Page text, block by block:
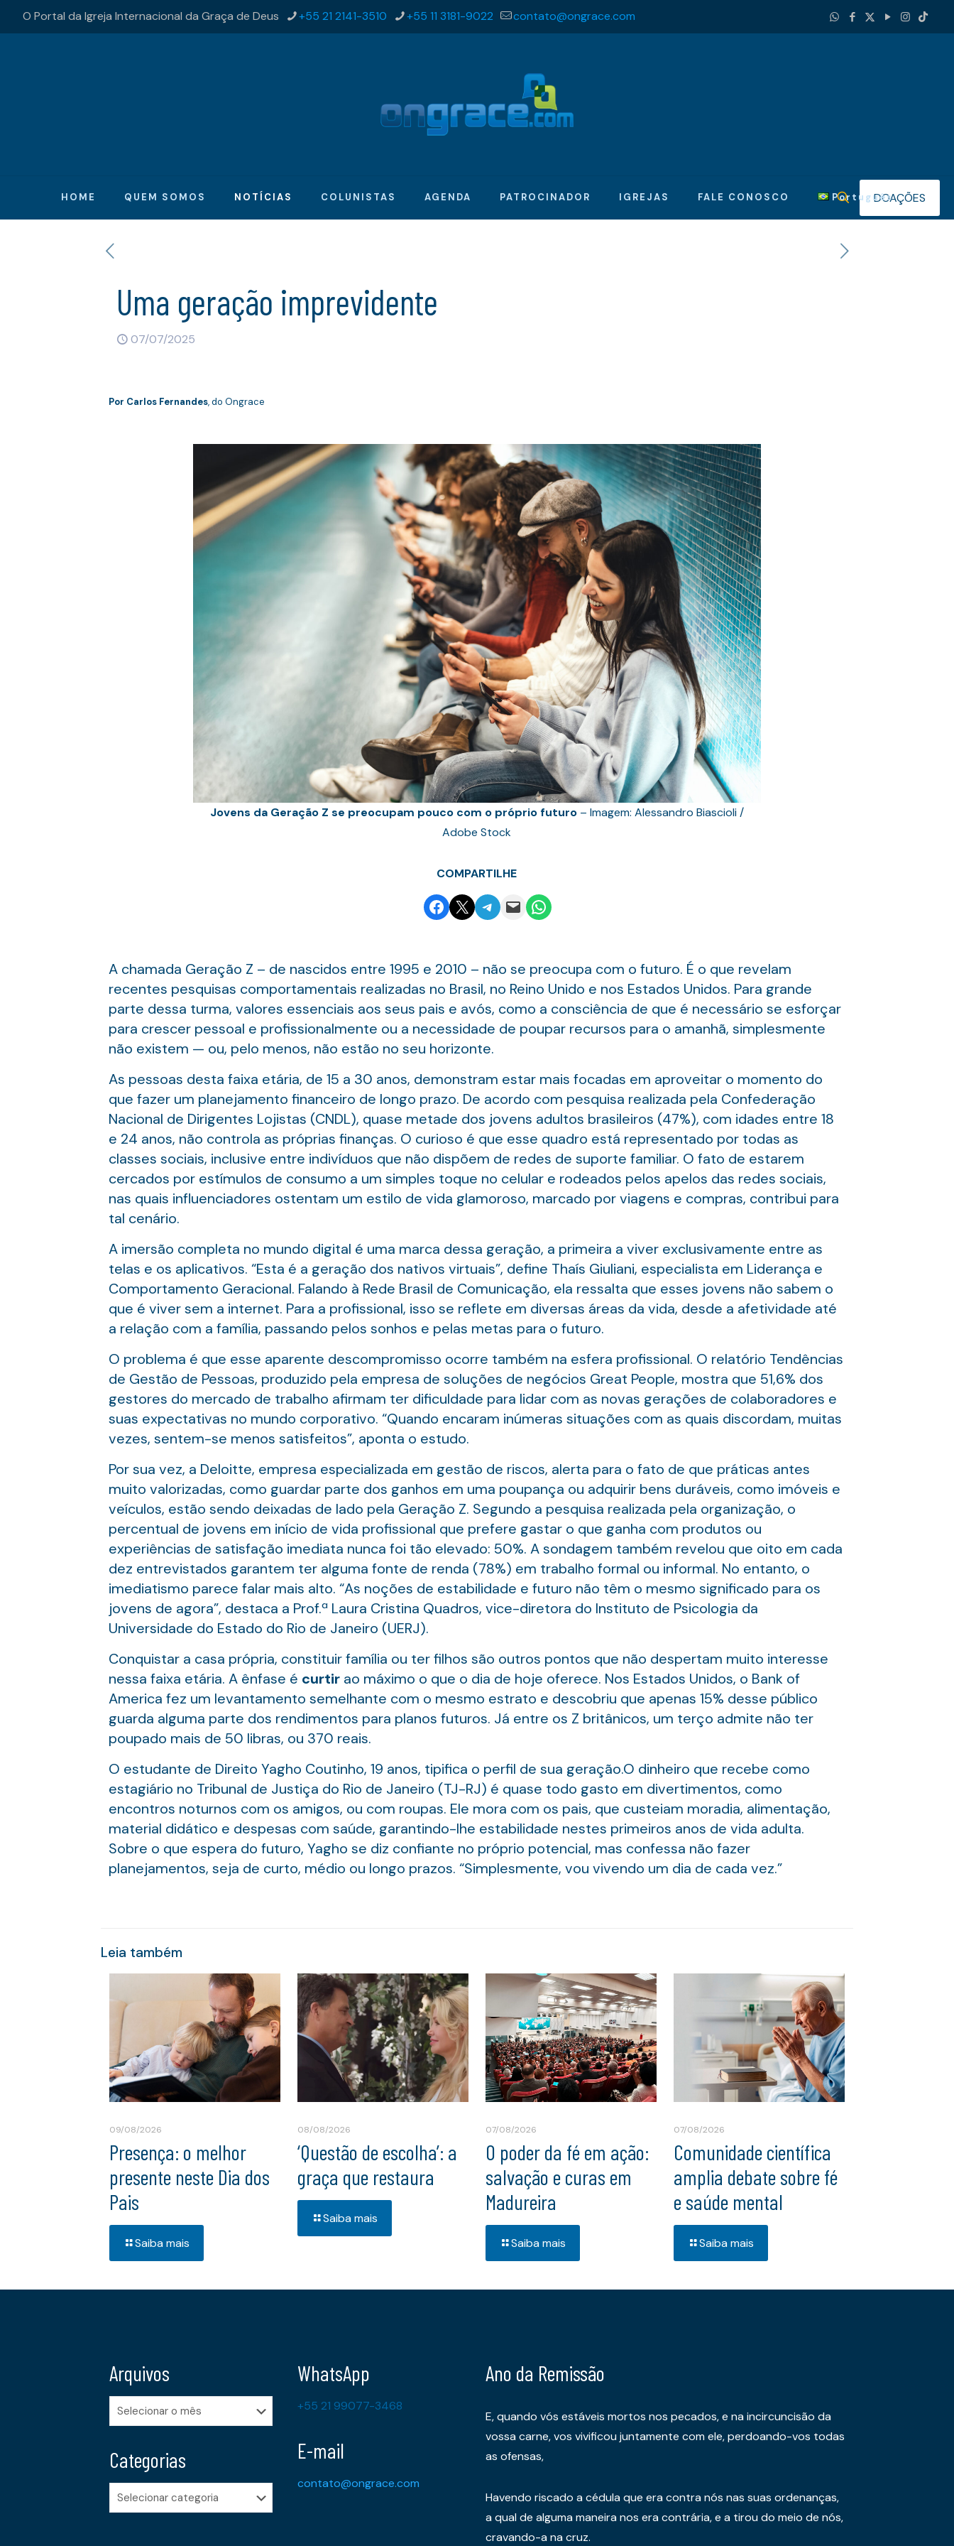
O Portal da Igreja Internacional da Graça de Deus +55 21 2141-3510 +55 11 3181-9022 contato@ongrace.com
HOME QUEM SOMOS NOTÍCIAS COLUNISTAS AGENDA PATROCINADOR IGREJAS FALE CONOSCO PortuguêsDOAÇÕES
Uma geração imprevidente
07/07/2025
Por Carlos Fernandes, do Ongrace
Jovens da Geração Z se preocupam pouco com o próprio futuro– Imagem: Alessandro Biascioli /
Adobe Stock
COMPARTILHE
Share on Facebook
Email this PageShare on Telegram
Email this PageShare on WhatsApp
A chamada Geração Z – de nascidos entre 1995 e 2010 – não se preocupa com o futuro. É o que revelam
recentes pesquisas comportamentais realizadas no Brasil, no Reino Unido e nos Estados Unidos. Para grande
parte dessa turma, valores essenciais aos seus pais e avós, como a consciência de que é necessário se esforçar
para crescer pessoal e profissionalmente ou a necessidade de poupar recursos para o amanhã, simplesmente
não existem — ou, pelo menos, não estão no seu horizonte.
As pessoas desta faixa etária, de 15 a 30 anos, demonstram estar mais focadas em aproveitar o momento do
que fazer um planejamento financeiro de longo prazo. De acordo com pesquisa realizada pela Confederação
Nacional de Dirigentes Lojistas (CNDL), quase metade dos jovens adultos brasileiros (47%), com idades entre 18
e 24 anos, não controla as próprias finanças. O curioso é que esse quadro está representado por todas as
classes sociais, inclusive entre indivíduos que não dispõem de redes de suporte familiar. O fato de estarem
cercados por estímulos de consumo a um simples toque no celular e rodeados pelos apelos das redes sociais,
nas quais influenciadores ostentam um estilo de vida glamoroso, marcado por viagens e compras, contribui para
tal cenário.
A imersão completa no mundo digital é uma marca dessa geração, a primeira a viver exclusivamente entre as
telas e os aplicativos. “Esta é a geração dos nativos virtuais”, define Thaís Giuliani, especialista em Liderança e
Comportamento Geracional. Falando à Rede Brasil de Comunicação, ela ressalta que esses jovens não sabem o
que é viver sem a internet. Para a profissional, isso se reflete em diversas áreas da vida, desde a afetividade até
a relação com a família, passando pelos sonhos e pelas metas para o futuro.
O problema é que esse aparente descompromisso ocorre também na esfera profissional. O relatório Tendências
de Gestão de Pessoas, produzido pela empresa de soluções de negócios Great People, mostra que 51,6% dos
gestores do mercado de trabalho afirmam ter dificuldade para lidar com as novas gerações de colaboradores e
suas expectativas no mundo corporativo. “Quando encaram inúmeras situações com as quais discordam, muitas
vezes, sentem-se menos satisfeitos”, aponta o estudo.
Por sua vez, a Deloitte, empresa especializada em gestão de riscos, alerta para o fato de que práticas antes
muito valorizadas, como guardar parte dos ganhos em uma poupança ou adquirir bens duráveis, como imóveis e
veículos, estão sendo deixadas de lado pela Geração Z. Segundo a pesquisa realizada pela organização, o
percentual de jovens em início de vida profissional que prefere gastar o que ganha com produtos ou
experiências de satisfação imediata nunca foi tão elevado: 50%. A sondagem também revelou que oito em cada
dez entrevistados garantem ter alguma fonte de renda (78%) em trabalho formal ou informal. No entanto, o
imediatismo parece falar mais alto. “As noções de estabilidade e futuro não têm o mesmo significado para os
jovens de agora”, destaca a Prof.ª Laura Cristina Quadros, vice-diretora do Instituto de Psicologia da
Universidade do Estado do Rio de Janeiro (UERJ).
Conquistar a casa própria, constituir família ou ter filhos são outros pontos que não despertam muito interesse
nessa faixa etária. A ênfase é curtirao máximo o que o dia de hoje oferece. Nos Estados Unidos, o Bank of
America fez um levantamento semelhante com o mesmo estrato e descobriu que apenas 15% desse público
guarda alguma parte dos rendimentos para planos futuros. Já entre os Z britânicos, um terço admite não ter
poupado mais de 50 libras, ou 370 reais.
O estudante de Direito Yagho Coutinho, 19 anos, tipifica o perfil de sua geração.O dinheiro que recebe como
estagiário no Tribunal de Justiça do Rio de Janeiro (TJ-RJ) é quase todo gasto em divertimentos, como
encontros noturnos com os amigos, ou com roupas. Ele mora com os pais, que custeiam moradia, alimentação,
material didático e despesas com saúde, garantindo-lhe estabilidade nestes primeiros anos de vida adulta.
Sobre o que espera do futuro, Yagho se diz confiante no próprio potencial, mas confessa não fazer
planejamentos, seja de curto, médio ou longo prazos. “Simplesmente, vou vivendo um dia de cada vez.”
Leia também
09/08/2026
Presença: o melhor
presente neste Dia dos
Pais
Saiba mais
08/08/2026
‘Questão de escolha’: a
graça que restaura
Saiba mais
07/08/2026
O poder da fé em ação:
salvação e curas em
Madureira
Saiba mais
07/08/2026
Comunidade científica
amplia debate sobre fé
e saúde mental
Saiba mais
Arquivos
Arquivos
Categorias
Categorias
WhatsApp
+55 21 99077-3468
E-mail
contato@ongrace.com
Ano da Remissão
E, quando vós estáveis mortos nos pecados, e na incircuncisão da
vossa carne, vos vivificou juntamente com ele, perdoando-vos todas
as ofensas,
Havendo riscado a cédula que era contra nós nas suas ordenanças,
a qual de alguma maneira nos era contrária, e a tirou do meio de nós,
cravando-a na cruz.